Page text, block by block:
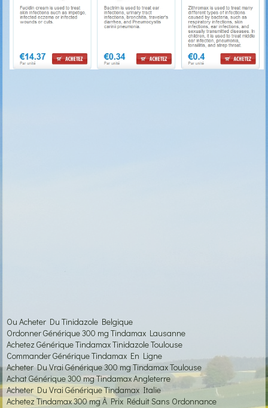
Ou Acheter Du Tinidazole Belgique
Ordonner Générique 300 mg Tindamax Lausanne
Achetez Générique Tindamax Tinidazole Toulouse
Commander Générique Tindamax En Ligne
Acheter Du Vrai Générique 300 mg Tindamax Toulouse
Achat Générique 300 mg Tindamax Angleterre
Acheter Du Vrai Générique Tindamax Italie
Achetez Tindamax 300 mg À Prix Réduit Sans Ordonnance